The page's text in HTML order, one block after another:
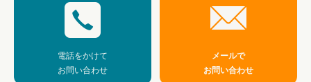
電話をかけて
お問い合わせ
メールで
お問い合わせ